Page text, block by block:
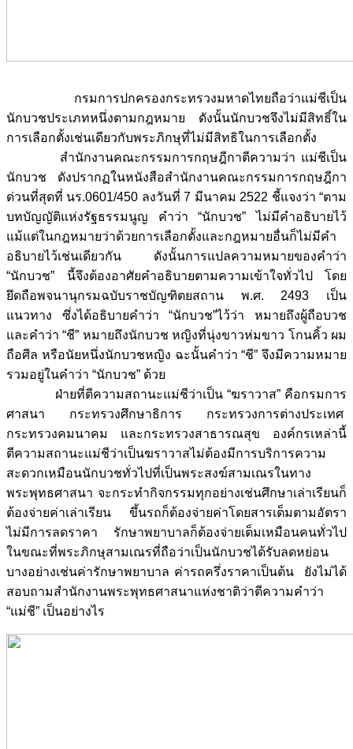
กรมการปกครองกระทรวงมหาดไทยถือว่าแม่ชีเป็น
นักบวชประเภทหนึ่งตามกฎหมาย ดังนั้นนักบวชจึงไม่มีสิทธิ์ใน
การเลือกตั้งเช่นเดียวกับพระภิกษุที่ไม่มีสิทธิในการเลือกตั้ง
สำนักงานคณะกรรมการกฤษฎีกาตีความว่า แม่ชีเป็น
นักบวช ดังปรากฏในหนังสือสำนักงานคณะกรรมการกฤษฎีกา
ด่วนที่สุดที่ นร.0601/450 ลงวันที่ 7 มีนาคม 2522 ชี้แจงว่า “ตาม
บทบัญญัติแห่งรัฐธรรมนูญ คำว่า “นักบวช” ไม่มีคำอธิบายไว้
แม้แต่ในกฎหมายว่าด้วยการเลือกตั้งและกฎหมายอื่นก็ไม่มีคำ
อธิบายไว้เช่นเดียวกัน ดังนั้นการแปลความหมายของคำว่า
“นักบวช” นี้จึงต้องอาศัยคำอธิบายตามความเข้าใจทั่วไป โดย
ยึดถือพจนานุกรมฉบับราชบัญฑิตยสถาน พ.ศ. 2493 เป็น
แนวทาง ซึ่งได้อธิบายคำว่า “นักบวช”ไว้ว่า หมายถึงผู้ถือบวช
และคำว่า “ชี” หมายถึงนักบวช หญิงที่นุ่งขาวห่มขาว โกนคิ้ว ผม
ถือศีล หรือนัยหนึ่งนักบวชหญิง ฉะนั้นคำว่า “ชี” จึงมีความหมาย
รวมอยู่ในคำว่า “นักบวช” ด้วย
ฝ่ายที่ตีความสถานะแม่ชีว่าเป็น “ฆราวาส” คือกรมการ
ศาสนา กระทรวงศึกษาธิการ กระทรวงการต่างประเทศ
กระทรวงคมนาคม และกระทรวงสาธารณสุข องค์กรเหล่านี้
ตีความสถานะแม่ชีว่าเป็นฆราวาสไม่ต้องมีการบริการความ
สะดวกเหมือนนักบวชทั่วไปที่เป็นพระสงฆ์สามเณรในทาง
พระพุทธศาสนา จะกระทำกิจกรรมทุกอย่างเช่นศึกษาเล่าเรียนก็
ต้องจ่ายค่าเล่าเรียน ขึ้นรถก็ต้องจ่ายค่าโดยสารเต็มตามอัตรา
ไม่มีการลดราคา รักษาพยาบาลก็ต้องจ่ายเต็มเหมือนคนทั่วไป
ในขณะที่พระภิกษุสามเณรที่ถือว่าเป็นนักบวชได้รับลดหย่อน
บางอย่างเช่นค่ารักษาพยาบาล ค่ารถครึ่งราคาเป็นต้น ยังไม่ได้
สอบถามสำนักงานพระพุทธศาสนาแห่งชาติว่าตีความคำว่า
“แม่ชี” เป็นอย่างไร